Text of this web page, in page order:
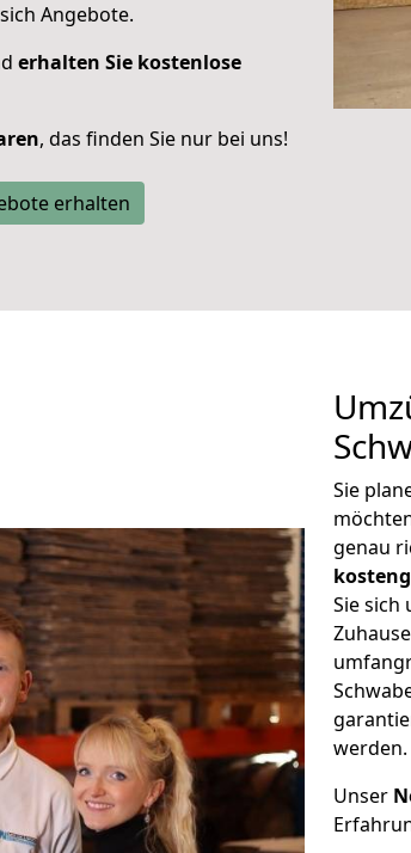
Angebote.
erhalten Sie kostenlose
, das finden Sie nur bei uns!
erhalten
Sie
genau
Sie sich
werden.
Unser